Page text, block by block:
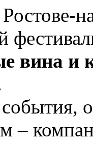
вина и
–